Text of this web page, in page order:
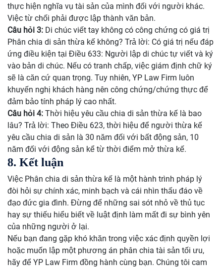
thực hiện nghĩa vụ tài sản của mình đối với người khác.
Việc từ chối phải được lập thành văn bản.
Câu hỏi 3: Di chúc viết tay không có công chứng có giá trị
Phân chia di sản thừa kế không? Trả lời: Có giá trị nếu đáp
ứng điều kiện tại Điều 633: Người lập di chúc tự viết và ký
vào bản di chúc. Nếu có tranh chấp, việc giám định chữ ký
sẽ là căn cứ quan trọng. Tuy nhiên, YP Law Firm luôn
khuyến nghị khách hàng nên công chứng/chứng thực để
đảm bảo tính pháp lý cao nhất.
Câu hỏi 4: Thời hiệu yêu cầu chia di sản thừa kế là bao
lâu? Trả lời: Theo Điều 623, thời hiệu để người thừa kế
yêu cầu chia di sản là 30 năm đối với bất động sản, 10
năm đối với động sản kể từ thời điểm mở thừa kế.
8. Kết luận
Việc Phân chia di sản thừa kế là một hành trình pháp lý
đòi hỏi sự chính xác, minh bạch và cái nhìn thấu đáo về
đạo đức gia đình. Đừng để những sai sót nhỏ về thủ tục
hay sự thiếu hiểu biết về luật định làm mất đi sự bình yên
của những người ở lại.
Nếu bạn đang gặp khó khăn trong việc xác định quyền lợi
hoặc muốn lập một phương án phân chia tài sản tối ưu,
hãy để YP Law Firm đồng hành cùng bạn. Chúng tôi cam